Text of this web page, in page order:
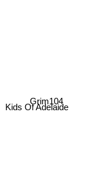
Grim104
Kids Of Adelaide